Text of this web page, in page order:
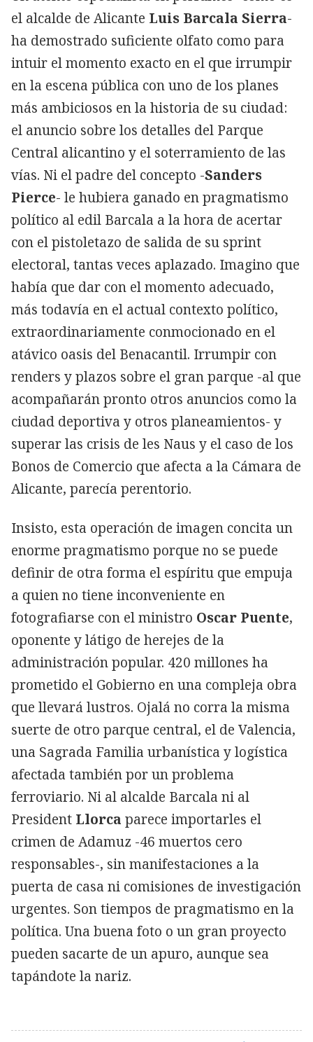
el alcalde de Alicante Luis Barcala Sierra-
ha demostrado suficiente olfato como para
intuir el momento exacto en el que irrumpir
en la escena pública con uno de los planes
más ambiciosos en la historia de su ciudad:
el anuncio sobre los detalles del Parque
Central alicantino y el soterramiento de las
vías. Ni el padre del concepto -Sanders
Pierce- le hubiera ganado en pragmatismo
político al edil Barcala a la hora de acertar
con el pistoletazo de salida de su sprint
electoral, tantas veces aplazado. Imagino que
había que dar con el momento adecuado,
más todavía en el actual contexto político,
extraordinariamente conmocionado en el
atávico oasis del Benacantil. Irrumpir con
renders y plazos sobre el gran parque -al que
acompañarán pronto otros anuncios como la
ciudad deportiva y otros planeamientos- y
superar las crisis de les Naus y el caso de los
Bonos de Comercio que afecta a la Cámara de
Alicante, parecía perentorio.
Insisto, esta operación de imagen concita un
enorme pragmatismo porque no se puede
definir de otra forma el espíritu que empuja
a quien no tiene inconveniente en
fotografiarse con el ministro Oscar Puente,
oponente y látigo de herejes de la
administración popular. 420 millones ha
prometido el Gobierno en una compleja obra
que llevará lustros. Ojalá no corra la misma
suerte de otro parque central, el de Valencia,
una Sagrada Familia urbanística y logística
afectada también por un problema
ferroviario. Ni al alcalde Barcala ni al
President Llorca parece importarles el
crimen de Adamuz -46 muertos cero
responsables-, sin manifestaciones a la
puerta de casa ni comisiones de investigación
urgentes. Son tiempos de pragmatismo en la
política. Una buena foto o un gran proyecto
pueden sacarte de un apuro, aunque sea
tapándote la nariz.